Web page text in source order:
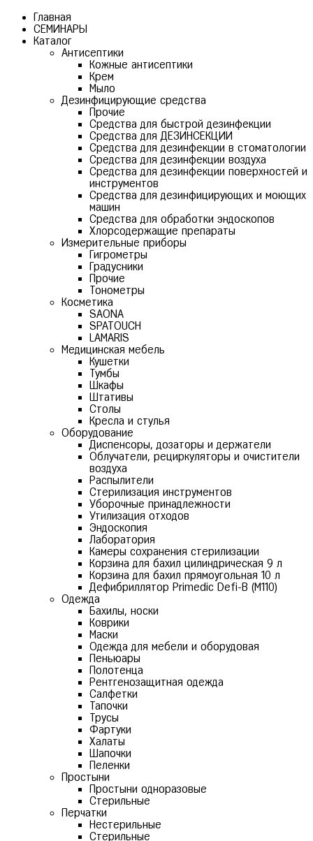
Главная
СЕМИНАРЫ
Каталог
Антисептики
Кожные антисептики
Крем
Мыло
Дезинфицирующие средства
Прочие
Средства для быстрой дезинфекции
Средства для ДЕЗИНСЕКЦИИ
Средства для дезинфекции в стоматологии
Средства для дезинфекции воздуха
Средства для дезинфекции поверхностей и
инструментов
Средства для дезинфицирующих и моющих
машин
Средства для обработки эндоскопов
Хлорсодержащие препараты
Измерительные приборы
Гигрометры
Градусники
Прочие
Тонометры
Косметика
SAONA
SPATOUCH
LAMARIS
Медицинская мебель
Кушетки
Тумбы
Шкафы
Штативы
Столы
Кресла и стулья
Оборудование
Диспенсоры, дозаторы и держатели
Облучатели, рециркуляторы и очистители
воздуха
Распылители
Стерилизация инструментов
Уборочные принадлежности
Утилизация отходов
Эндоскопия
Лаборатория
Камеры сохранения стерилизации
Корзина для бахил цилиндрическая 9 л
Корзина для бахил прямоугольная 10 л
Дефибриллятор Primedic Defi-B (M110)
Одежда
Бахилы, носки
Коврики
Маски
Одежда для мебели и оборудовая
Пеньюары
Полотенца
Рентгенозащитная одежда
Салфетки
Тапочки
Трусы
Фартуки
Халаты
Шапочки
Пеленки
Простыни
Простыни одноразовые
Стерильные
Перчатки
Нестерильные
Стерильные